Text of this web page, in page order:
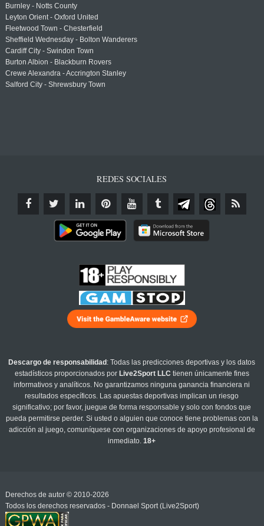
Burnley - Notts County
Leyton Orient - Oxford United
Fleetwood Town - Chesterfield
Sheffield Wednesday - Bolton Wanderers
Cardiff City - Swindon Town
Burton Albion - Blackburn Rovers
Crewe Alexandra - Accrington Stanley
Salford City - Shrewsbury Town
REDES SOCIALES
Descargo de responsabilidad : Todas las predicciones deportivas y los datos
estadísticos proporcionados por Live2Sport LLC tienen únicamente fines
informativos y analíticos. No garantizamos ninguna ganancia financiera ni
resultados específicos. Las apuestas deportivas implican un riesgo
significativo; por favor, juegue de forma responsable y solo con fondos que
pueda permitirse perder. Si usted o alguien que conoce tiene problemas con la
adicción al juego, comuníquese con organizaciones de apoyo profesional de
inmediato.18+
Derechos de autor © 2010-2026
Todos los derechos reservados - Donnael Sport (Live2Sport)